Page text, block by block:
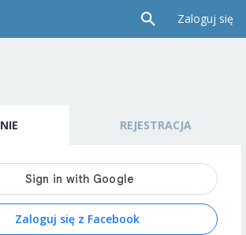
Zaloguj się
REJESTRACJA
Zaloguj się z Facebook